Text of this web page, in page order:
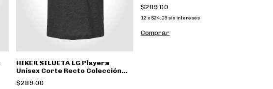
HIKER SILUETA LG Playera
Unisex Corte Recto Colección
Ser Feral LG
$289.00
$289.00
12 x $24.08 sin intereses
Comprar